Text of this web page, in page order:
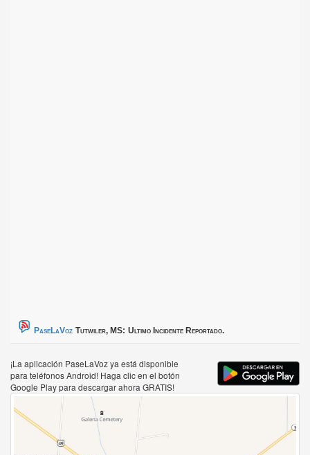
PaseLaVoz Tutwiler, MS: Ultimo Incidente Reportado.
¡La aplicación PaseLaVoz ya está disponible
para teléfonos Android! Haga clic en el botón
Google Play para descargar ahora GRATIS!